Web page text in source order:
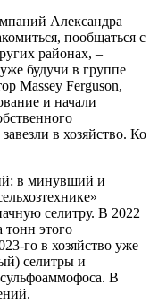
Александра
пообщаться с
районах, –
будучи в группе
Massey Ferguson,
и начали
в хозяйство. Ко
в минувший и
селитру. В 2022
тонн этого
го в хозяйство уже
селитры и
В